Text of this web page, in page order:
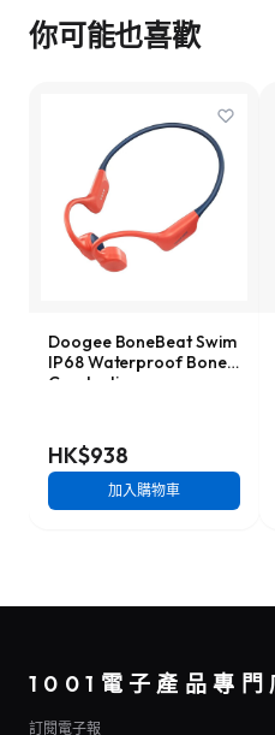
你可能也喜歡
Doogee BoneBeat Swim
IP68 Waterproof Bone
Conduction
HK$938
加入購物車
1001電子產品專門
訂閱電子報